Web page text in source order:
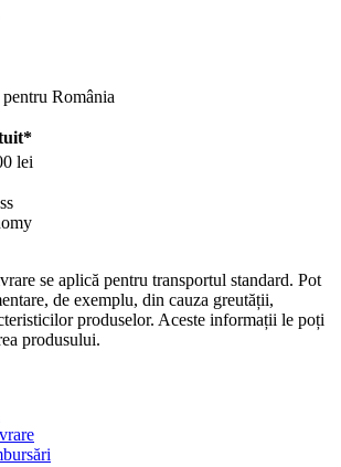
România
lei
se aplică pentru transportul standard. Pot
de exemplu, din cauza greutății,
produselor. Aceste informații le poți
produsului.